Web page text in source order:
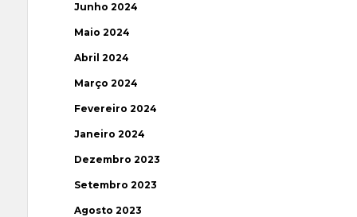
Junho 2024
Maio 2024
Abril 2024
Março 2024
Fevereiro 2024
Janeiro 2024
Dezembro 2023
Setembro 2023
Agosto 2023